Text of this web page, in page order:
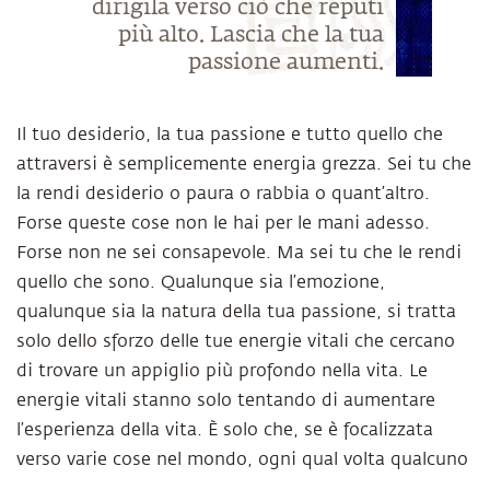
dirigila verso ciò che reputi
più alto. Lascia che la tua
passione aumenti.
Il tuo desiderio, la tua passione e tutto quello che
attraversi è semplicemente energia grezza. Sei tu che
la rendi desiderio o paura o rabbia o quant’altro.
Forse queste cose non le hai per le mani adesso.
Forse non ne sei consapevole. Ma sei tu che le rendi
quello che sono. Qualunque sia l’emozione,
qualunque sia la natura della tua passione, si tratta
solo dello sforzo delle tue energie vitali che cercano
di trovare un appiglio più profondo nella vita. Le
energie vitali stanno solo tentando di aumentare
l’esperienza della vita. È solo che, se è focalizzata
verso varie cose nel mondo, ogni qual volta qualcuno